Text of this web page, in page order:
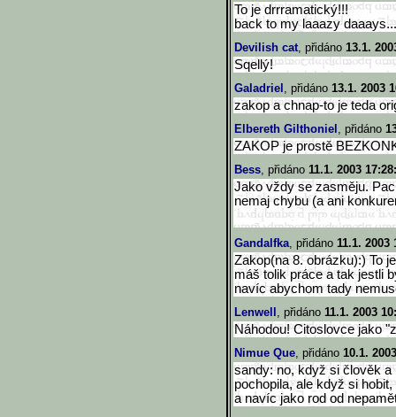
To je drrramatický!!!
back to my laaazy
Devilish cat, přidáno 13.1.
Sqellý!
Galadriel , přidáno 13.1. 2003
zakop a chnap-to je teda
Elbereth Gilthoniel , přidáno
ZAKOP je prostě
Bess, přidáno 11.1. 2003
Jako vždy se zasměju.
nemaj chybu (a ani
Gandalfka, přidáno 11.1. 2003
Zakop(na 8. obrázku):) To
máš tolik práce a tak jestli
navíc abychom tady
Lenwell , přidáno 11.1. 2003
Náhodou! Citoslovce jako
Nimue Que, přidáno 10.1.
sandy: no, když si člověk a
pochopila, ale když si
a navíc jako rod od